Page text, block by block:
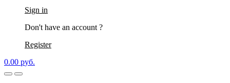
Sign in
Don't have an account ?
Register
0.00 руб.